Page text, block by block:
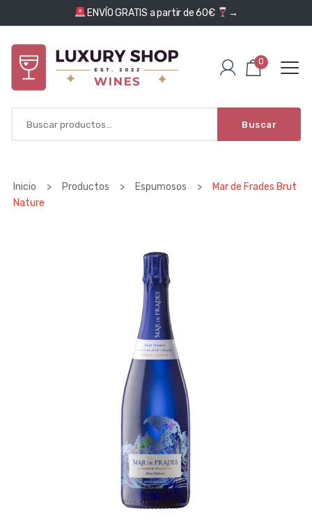
Saltar al contenidoENVÍO GRATIS a partir de 60€ →
Buscar
0
Inicio > Productos > Espumosos >
Mar de Frades Brut
Nature